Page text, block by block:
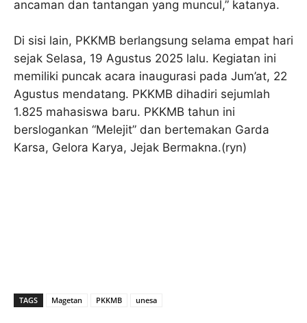
ancaman dan tantangan yang muncul,” katanya.
Di sisi lain, PKKMB berlangsung selama empat hari
sejak Selasa, 19 Agustus 2025 lalu. Kegiatan ini
memiliki puncak acara inaugurasi pada Jum’at, 22
Agustus mendatang. PKKMB dihadiri sejumlah
1.825 mahasiswa baru. PKKMB tahun ini
berslogankan “Melejit” dan bertemakan Garda
Karsa, Gelora Karya, Jejak Bermakna.(ryn)
TAGS Magetan PKKMB unesa